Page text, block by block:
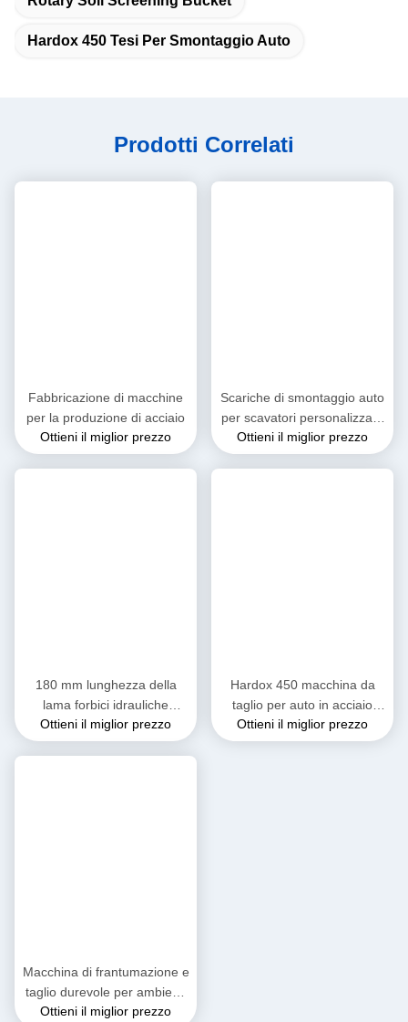
Hardox 450 Tesi Per Smontaggio Auto
Prodotti Correlati
Fabbricazione di macchine
per la produzione di acciaio
Ottieni il miglior prezzo
Scariche di smontaggio auto
per scavatori personalizzate
per l'industria del riciclaggio
Ottieni il miglior prezzo
180 mm lunghezza della
lama forbici idrauliche
attrezzature essenziali per il
riciclaggio di rottami metallici
Ottieni il miglior prezzo
Hardox 450 macchina da
taglio per auto in acciaio
indurito YS200
Ottieni il miglior prezzo
Macchina di frantumazione e
taglio durevole per ambienti
difficili 3800kg
Ottieni il miglior prezzo